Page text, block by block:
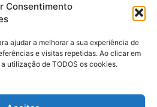
Consentimento
ajudar a melhorar a sua experiência de
e visitas repetidas. Ao clicar em
utilização de TODOS os cookies.